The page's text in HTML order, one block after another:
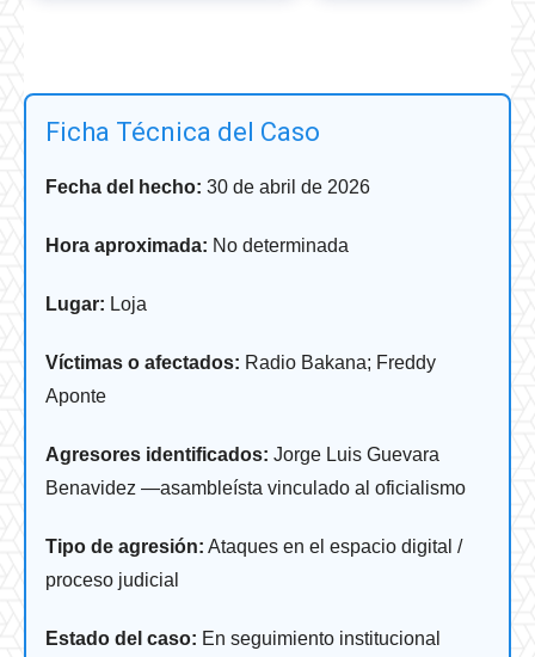
Ficha Técnica del Caso
Fecha del hecho: 30 de abril de 2026
Hora aproximada: No determinada
Lugar: Loja
Víctimas o afectados: Radio Bakana; Freddy
Aponte
Agresores identificados: Jorge Luis Guevara
Benavidez —asambleísta vinculado al oficialismo
Tipo de agresión: Ataques en el espacio digital /
proceso judicial
Estado del caso: En seguimiento institucional